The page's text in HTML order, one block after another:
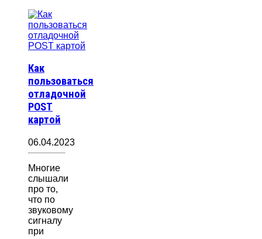
Как
пользоваться
отладочной
POST
картой
06.04.2023
Многие
слышали
про то,
что по
звуковому
сигналу
при